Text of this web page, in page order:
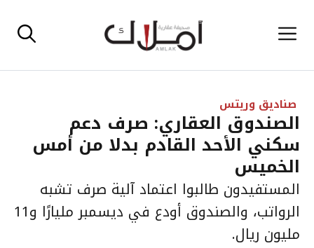
إلى القائمة
صناديق وريتس
الصندوق العقاري: صرف دعم
سكني الأحد القادم بدلا من أمس
الخميس
المستفيدون طالبوا اعتماد آلية صرف تشبه
الرواتب، والصندوق أودع في ديسمبر مليارًا و11
مليون ريال.